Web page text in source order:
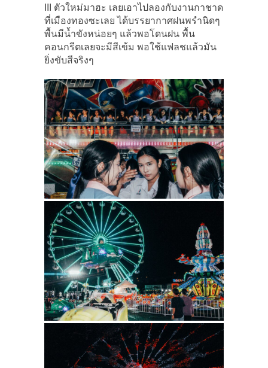
III ตัวใหม่มาฮะ เลยเอาไปลองกับงานกาชาด
ที่เมืองทองซะเลย ได้บรรยากาศฝนพรำนิดๆ
พื้นมีน้ำขังหน่อยๆ แล้วพอโดนฝน พื้น
คอนกรีตเลยจะมีสีเข้ม พอใช้แฟลชแล้วมัน
ยิ่งขับสีจริงๆ